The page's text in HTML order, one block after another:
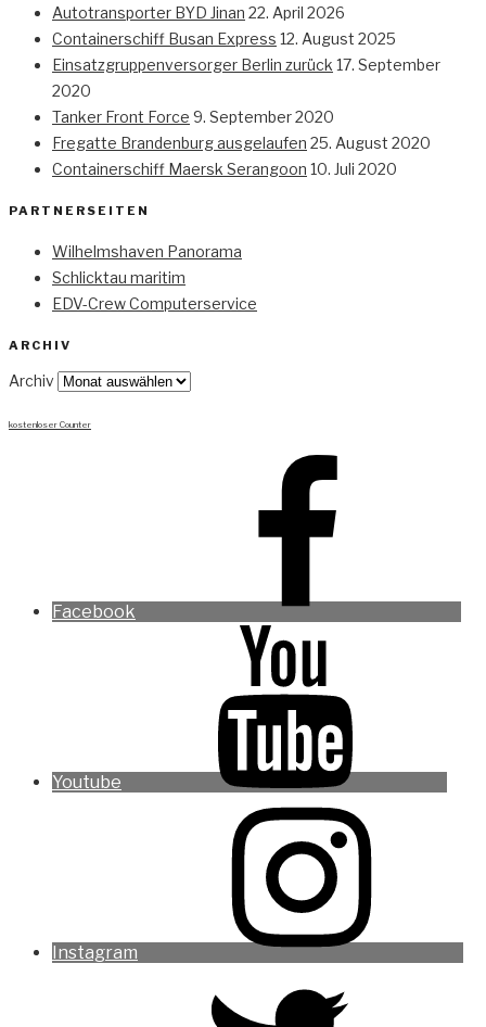
Autotransporter BYD Jinan 22. April 2026
Containerschiff Busan Express 12. August 2025
Einsatzgruppenversorger Berlin zurück 17. September
2020
Tanker Front Force 9. September 2020
Fregatte Brandenburg ausgelaufen 25. August 2020
Containerschiff Maersk Serangoon 10. Juli 2020
PARTNERSEITEN
Wilhelmshaven Panorama
Schlicktau maritim
EDV-Crew Computerservice
ARCHIV
Archiv
kostenloser Counter
Facebook
Youtube
Instagram